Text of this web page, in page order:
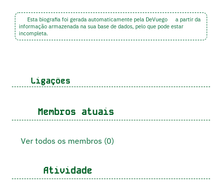
Esta biografia foi gerada automaticamente pela DeVuego
a partir da
informação armazenada na sua base de dados, pelo que pode estar
incompleta.
Ligações
Membros atuais
Ver todos os membros (0)
Atividade